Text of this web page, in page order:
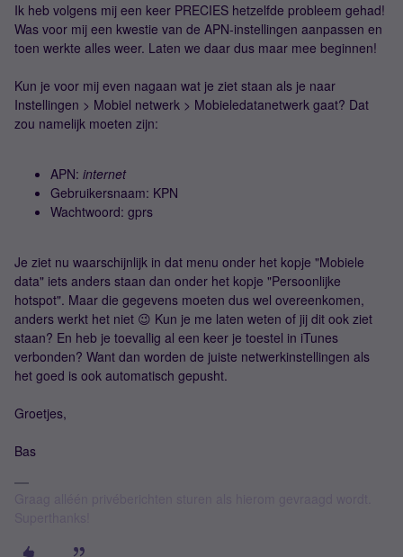
Ik heb volgens mij een keer PRECIES hetzelfde probleem gehad!
Was voor mij een kwestie van de APN-instellingen aanpassen en
toen werkte alles weer. Laten we daar dus maar mee beginnen!
Kun je voor mij even nagaan wat je ziet staan als je naar
Instellingen > Mobiel netwerk > Mobieledatanetwerk gaat? Dat
zou namelijk moeten zijn:
APN: internet
Gebruikersnaam: KPN
Wachtwoord: gprs
Je ziet nu waarschijnlijk in dat menu onder het kopje "Mobiele
data" iets anders staan dan onder het kopje "Persoonlijke
hotspot". Maar die gegevens moeten dus wel overeenkomen,
anders werkt het niet 😉 Kun je me laten weten of jij dit ook ziet
staan? En heb je toevallig al een keer je toestel in iTunes
verbonden? Want dan worden de juiste netwerkinstellingen als
het goed is ook automatisch gepusht.
Groetjes,
Bas